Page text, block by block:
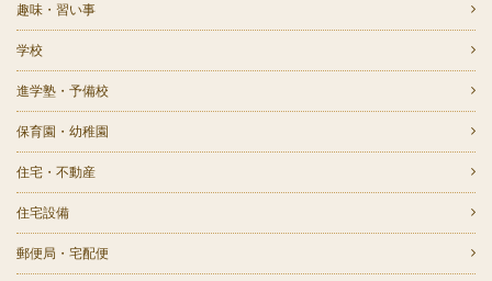
趣味・習い事
学校
進学塾・予備校
保育園・幼稚園
住宅・不動産
住宅設備
郵便局・宅配便